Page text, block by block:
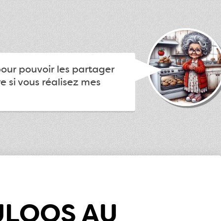
pouvoir les partager
si vous réalisez mes
AU